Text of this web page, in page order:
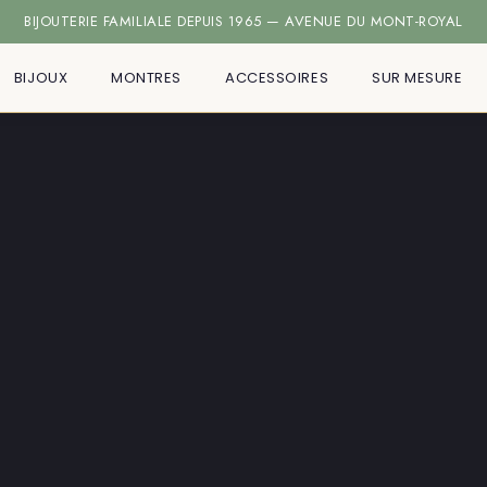
BIJOUTERIE FAMILIALE DEPUIS 1965 — AVENUE DU MONT-ROYAL
AUTORISÉ TISSOT · CASIO · CITIZEN · VICTORINOX ·
BIJOUX MONTRES ACCESSOIRES SUR MESURE